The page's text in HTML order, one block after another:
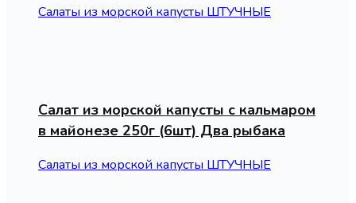
Салаты из морской капусты ШТУЧНЫЕ
Салат из морской капусты с кальмаром
в майонезе 250г (6шт) Два рыбака
Салаты из морской капусты ШТУЧНЫЕ